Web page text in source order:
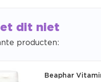
dit niet
producten:
Beaphar